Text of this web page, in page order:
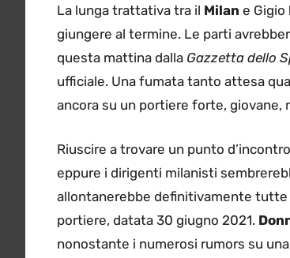
La lunga trattativa tra il Milan e Gigio
giungere al termine. Le parti
questa mattina dalla Gazzetta dello
ufficiale. Una fumata tanto attesa
ancora su un portiere forte, giovane,
Riuscire a trovare un punto
eppure i dirigenti milanisti
allontanerebbe definitivamente tutte
portiere, datata 30 giugno 2021.
nonostante i numerosi rumors su